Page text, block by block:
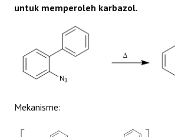
untuk memperoleh karbazol.
Mekanisme: